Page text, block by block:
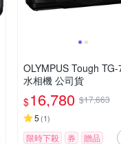
OLYMPUS Tough
水相機 公司貨
$16,780 $17,663
5 (1)
限時下殺 券 贈品